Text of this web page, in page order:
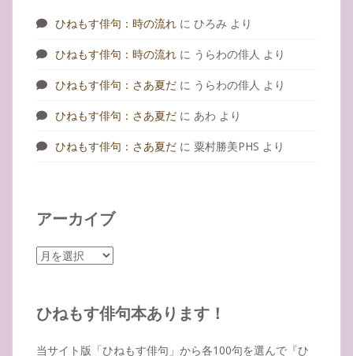
ひねもす俳句：時の流れ に ひろみ より
ひねもす俳句：時の流れ に うらわの俳人 より
ひねもす俳句：さあ夏だ に うらわの俳人 より
ひねもす俳句：さあ夏だ に あわ より
ひねもす俳句：さあ夏だ に 粟村勝美PHS より
アーカイブ
ア
イ
ひねもす俳句本あります！
当サイト版「ひねもす俳句」から各100句を選んで『ひ